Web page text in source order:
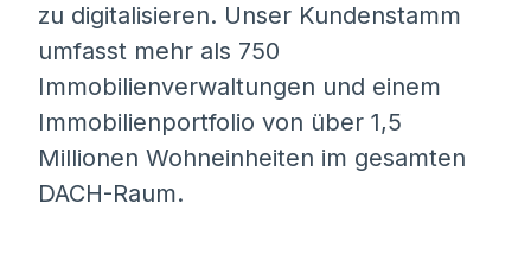
zu digitalisieren. Unser Kundenstamm
umfasst mehr als 750
Immobilienverwaltungen und einem
Immobilienportfolio von über 1,5
Millionen Wohneinheiten im gesamten
DACH-Raum.